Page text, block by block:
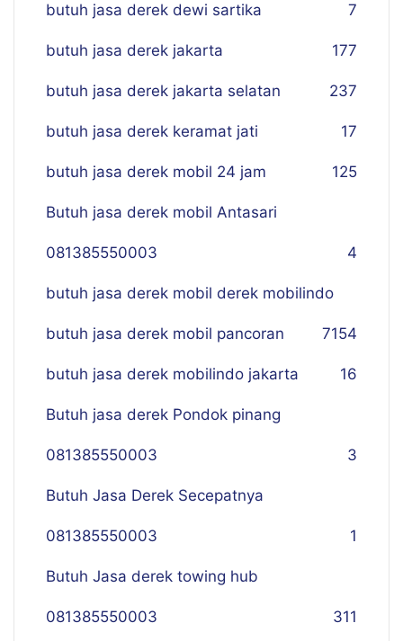
butuh jasa derek dewi sartika 7
butuh jasa derek jakarta 177
butuh jasa derek jakarta selatan 237
butuh jasa derek keramat jati 17
butuh jasa derek mobil 24 jam 125
Butuh jasa derek mobil Antasari
081385550003 4
butuh jasa derek mobil derek mobilindo
154
butuh jasa derek mobil pancoran 7
butuh jasa derek mobilindo jakarta 16
Butuh jasa derek Pondok pinang
081385550003 3
Butuh Jasa Derek Secepatnya
081385550003 1
Butuh Jasa derek towing hub
081385550003 311